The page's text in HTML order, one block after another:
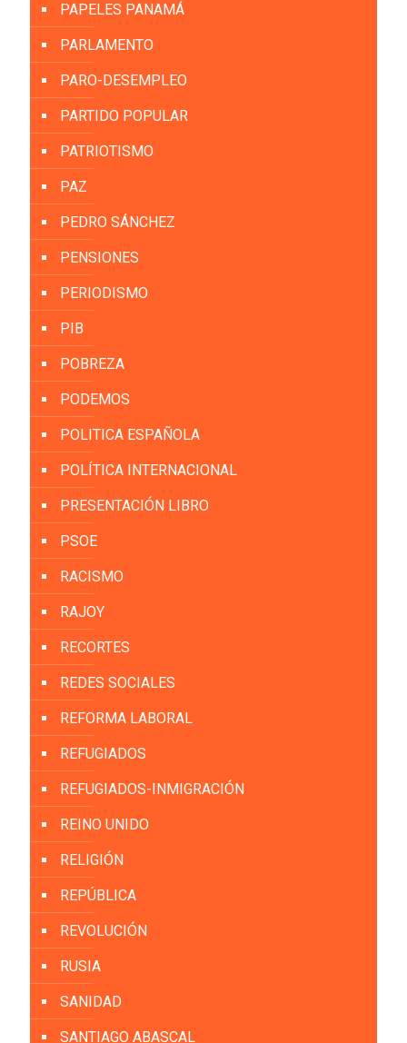
PAPELES PANAMÁ
PARLAMENTO
PARO-DESEMPLEO
PARTIDO POPULAR
PATRIOTISMO
PAZ
PEDRO SÁNCHEZ
PENSIONES
PERIODISMO
PIB
POBREZA
PODEMOS
POLITICA ESPAÑOLA
POLÍTICA INTERNACIONAL
PRESENTACIÓN LIBRO
PSOE
RACISMO
RAJOY
RECORTES
REDES SOCIALES
REFORMA LABORAL
REFUGIADOS
REFUGIADOS-INMIGRACIÓN
REINO UNIDO
RELIGIÓN
REPÚBLICA
REVOLUCIÓN
RUSIA
SANIDAD
SANTIAGO ABASCAL